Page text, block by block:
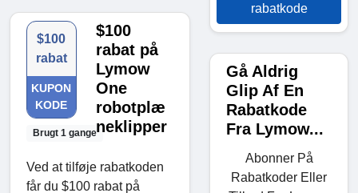
$100
rabat
KUPON
KODE
Brugt 1 gange
$100
rabat på
Lymow
One
robotplæ
neklipper
Ved at tilføje rabatkoden
får du $100 rabat på
rabatkode
Gå Aldrig
Glip Af En
Rabatkode
Fra Lymow...
Abonner På
Rabatkoder Eller